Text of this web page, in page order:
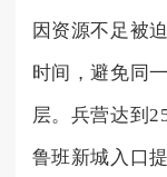
因资源不足被
时间，避免同
层。兵营达到
鲁班新城入口